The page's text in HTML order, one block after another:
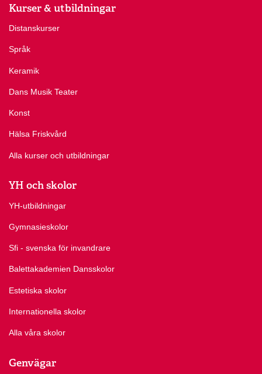
Kurser & utbildningar
Distanskurser
Språk
Keramik
Dans Musik Teater
Konst
Hälsa Friskvård
Alla kurser och utbildningar
YH och skolor
YH-utbildningar
Gymnasieskolor
Sfi - svenska för invandrare
Balettakademien Dansskolor
Estetiska skolor
Internationella skolor
Alla våra skolor
Genvägar